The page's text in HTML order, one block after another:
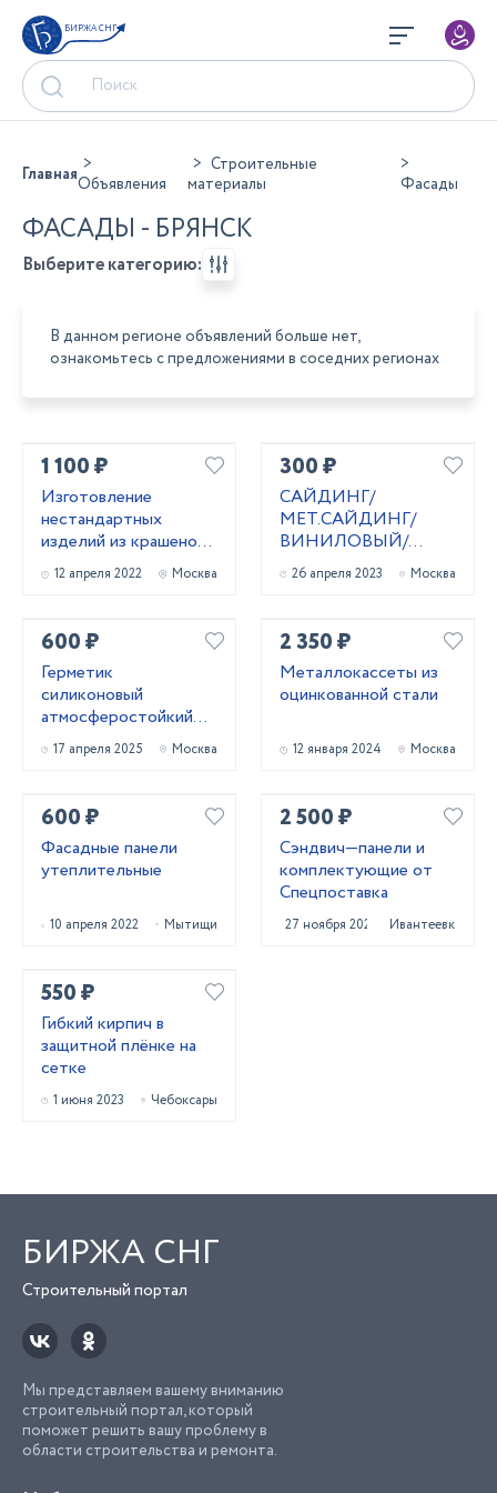
БИРЖА СНГ
ГлавнаяОбъявления
Строительные
материалы
Фасады
ФАСАДЫ - БРЯНСК
Выберите категорию:
В данном регионе объявлений больше нет,
ознакомьтесь с предложениями в соседних регионах
1 100 ₽
Изготовление
нестандартных
изделий из крашеной
жести.
12 апреля 2022 Москва
300 ₽
САЙДИНГ/
МЕТ.САЙДИНГ/
ВИНИЛОВЫЙ/
ФАСАДНЫЕ
ПАНЕЛИ
26 апреля 2023 Москва
600 ₽
Герметик
силиконовый
атмocфеpocтoйкий
(черный) 600 мл
17 апреля 2025 Москва
2 350 ₽
Металлокассеты из
оцинкованной стали
12 января 2024 Москва
600 ₽
Фасадные панели
утеплительные
10 апреля 2022 Мытищи
2 500 ₽
Сэндвич—панели и
комплектующие от
Спецпоставка
27 ноября 2021 Ивантеевка
550 ₽
Гибкий кирпич в
защитной плёнке на
сетке
1 июня 2023 Чебоксары
БИРЖА СНГ
Строительный портал
Мы представляем вашему вниманию
строительный портал, который
поможет решить вашу проблему в
области строительства и ремонта.